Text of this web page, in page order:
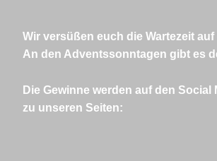
Wir versüßen euch die Wartezeit
An den Adventssonntagen gibt es
Die Gewinne werden auf den
zu unseren Seiten: